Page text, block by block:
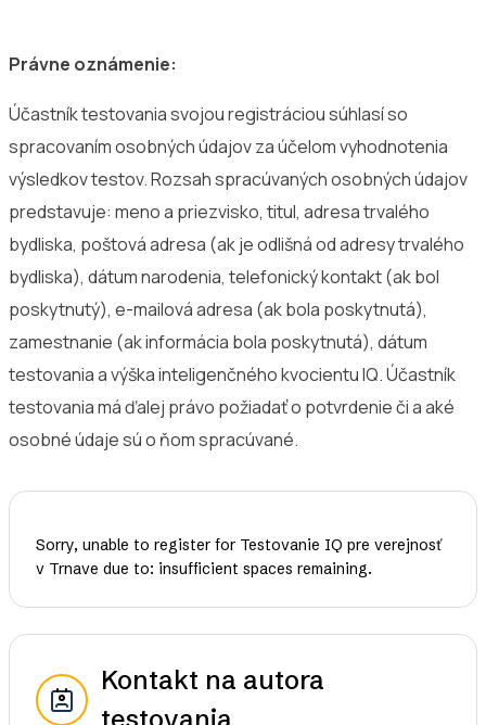
Právne oznámenie:
Účastník testovania svojou registráciou súhlasí so
spracovaním osobných údajov za účelom vyhodnotenia
výsledkov testov. Rozsah spracúvaných osobných údajov
predstavuje: meno a priezvisko, titul, adresa trvalého
bydliska, poštová adresa (ak je odlišná od adresy trvalého
bydliska), dátum narodenia, telefonický kontakt (ak bol
poskytnutý), e-mailová adresa (ak bola poskytnutá),
zamestnanie (ak informácia bola poskytnutá), dátum
testovania a výška inteligenčného kvocientu IQ. Účastník
testovania má ďalej právo požiadať o potvrdenie či a aké
osobné údaje sú o ňom spracúvané.
Sorry, unable to register for Testovanie IQ pre verejnosť
v Trnave due to: insufficient spaces remaining.
Kontakt na autora